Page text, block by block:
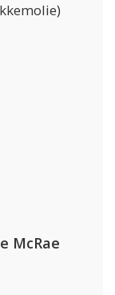
McRae